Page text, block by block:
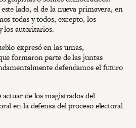
lado, el de la nueva primavera, en
todas y todos, excepto, los
los autoritarios.
expresó en las urnas,
formaron parte de las juntas
defendamos el futuro
de los magistrados del
en la defensa del proceso electoral